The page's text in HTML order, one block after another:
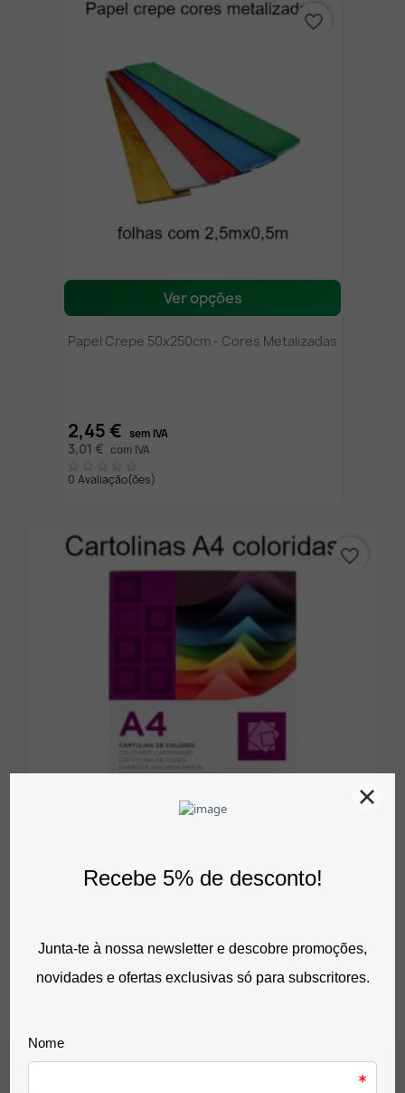
Ver opções
Papel Crepe 50x250cm - Cores Metalizadas
2,45 € sem IVA
3,01 € com IVA
0 Avaliação(ões)
favorite_border
Cartolinas A4 Coloridas- Packs Com 100 De Uma Só Cor
4,55 €
favorite_border